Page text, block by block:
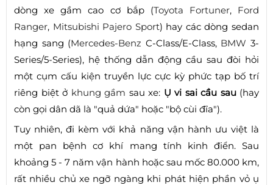
dòng xe gầm cao cơ bắp (Toyota Fortuner, Ford
Ranger, Mitsubishi Pajero Sport) hay các dòng sedan
hạng sang (Mercedes-Benz C-Class/E-Class, BMW 3-
Series/5-Series), hệ thống dẫn động cầu sau đòi hỏi
một cụm cấu kiện truyền lực cực kỳ phức tạp bố trí
riêng biệt ở khung gầm sau xe: Ụ vi sai cầu sau(hay
còn gọi dân dã là "quả dứa" hoặc "bộ cùi đĩa").
Tuy nhiên, đi kèm với khả năng vận hành ưu việt là
một pan bệnh cơ khí mang tính kinh điển. Sau
khoảng 5 - 7 năm vận hành hoặc sau mốc 80.000 km,
rất nhiều chủ xe ngỡ ngàng khi phát hiện phần vỏ ụ